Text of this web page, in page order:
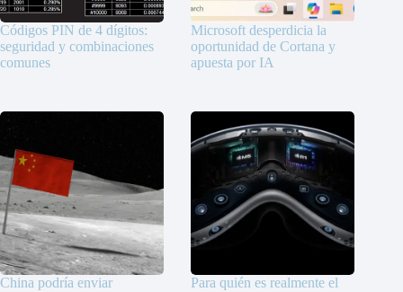
Códigos PIN de 4 dígitos:
seguridad y combinaciones
comunes
Microsoft desperdicia la
oportunidad de Cortana y
apuesta por IA
China podría enviar
Para quién es realmente el